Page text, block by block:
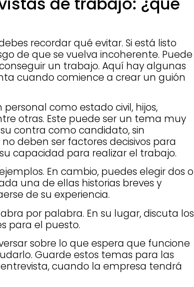
recordar qué evitar. Si está listo
de que se vuelva incoherente. Puede
un trabajo. Aquí hay algunas
cuando comience a crear un guión
como estado civil, hijos,
otras. Este puede ser un tema muy
contra como candidato, sin
deben ser factores decisivos para
capacidad para realizar el trabajo.
En cambio, puedes elegir dos o
una de ellas historias breves y
de su experiencia.
por palabra. En su lugar, discuta los
para el puesto.
sobre lo que espera que funcione
Guarde estos temas para las
cuando la empresa tendrá